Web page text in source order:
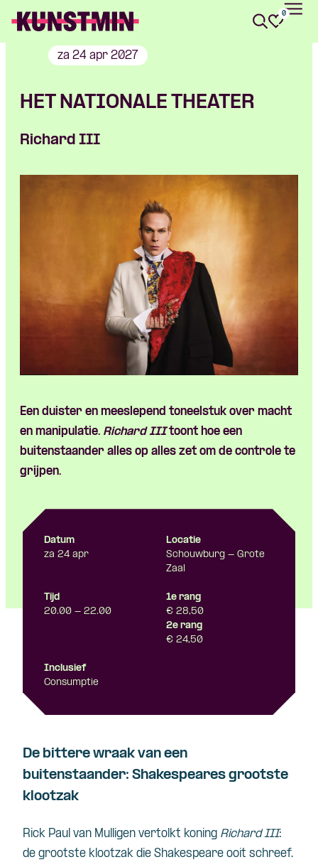
Skip navigatie
0
za 24 apr 2027
HET NATIONALE THEATER
Richard III
Een duister en meeslepend toneelstuk over macht
en manipulatie. Richard IIItoont hoe een
buitenstaander alles op alles zet om de controle te
grijpen.
Datum
za 24 apr
Locatie
Schouwburg - Grote
Zaal
Tijd
20.00 - 22.00
1e rang
€ 28,50
2e rang
€ 24,50
Inclusief
Consumptie
De bittere wraak van een
buitenstaander: Shakespeares grootste
klootzak
Rick Paul van Mulligen vertolkt koning Richard III:
de grootste klootzak die Shakespeare ooit schreef.